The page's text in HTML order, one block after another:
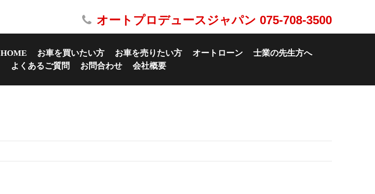
オートプロデュースジャパン 075-708-3500
HOME お車を買いたい方 お車を売りたい方 オートローン
士業の先生方へ
よくあるご質問
お問合わせ 会社概要